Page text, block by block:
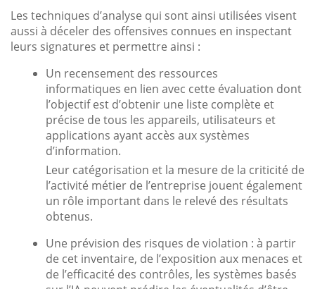
Les techniques d’analyse qui sont ainsi utilisées visent
aussi à déceler des offensives connues en inspectant
leurs signatures et permettre ainsi :
Un recensement des ressources
informatiques en lien avec cette évaluation dont
l’objectif est d’obtenir une liste complète et
précise de tous les appareils, utilisateurs et
applications ayant accès aux systèmes
d’information.
Leur catégorisation et la mesure de la criticité de
l’activité métier de l’entreprise jouent également
un rôle important dans le relevé des résultats
obtenus.
Une prévision des risques de violation : à partir
de cet inventaire, de l’exposition aux menaces et
de l’efficacité des contrôles, les systèmes basés